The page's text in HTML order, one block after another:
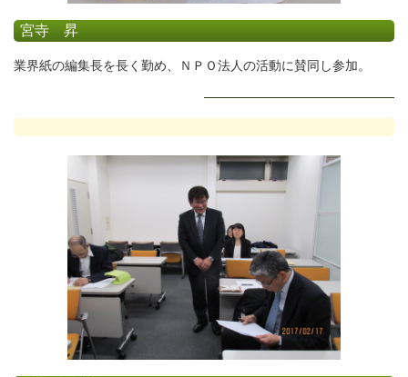
宮寺 昇
業界紙の編集長を長く勤め、ＮＰＯ法人の活動に賛同し参加。